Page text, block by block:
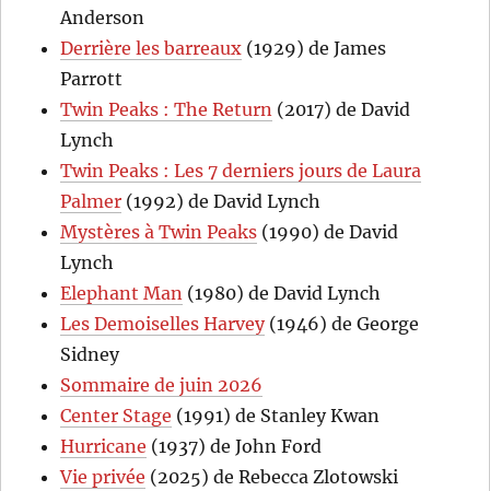
Anderson
Derrière les barreaux (1929) de James
Parrott
Twin Peaks : The Return (2017) de David
Lynch
Twin Peaks : Les 7 derniers jours de Laura
Palmer (1992) de David Lynch
Mystères à Twin Peaks (1990) de David
Lynch
Elephant Man (1980) de David Lynch
Les Demoiselles Harvey(1946) de George
Sidney
Sommaire de juin 2026
Center Stage (1991) de Stanley Kwan
Hurricane (1937) de John Ford
Vie privée (2025) de Rebecca Zlotowski